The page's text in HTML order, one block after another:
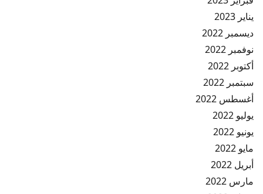
يناير 2023
ديسمبر 2022
نوفمبر 2022
أكتوبر 2022
سبتمبر 2022
أغسطس 2022
يوليو 2022
يونيو 2022
مايو 2022
أبريل 2022
مارس 2022